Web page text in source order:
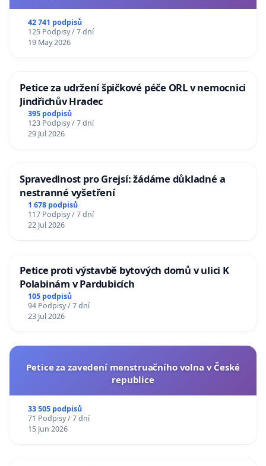
42 741 podpisů
125 Podpisy / 7 dní
19 May 2026
Petice za udržení špičkové péče ORL v nemocnici
Jindřichův Hradec
395 podpisů
123 Podpisy / 7 dní
29 Jul 2026
Spravedlnost pro Grejsí: žádáme důkladné a
nestranné vyšetření
1 678 podpisů
117 Podpisy / 7 dní
22 Jul 2026
Petice proti výstavbě bytových domů v ulici K
Polabinám v Pardubicích
105 podpisů
94 Podpisy / 7 dní
23 Jul 2026
Petice za zavedení menstruačního volna v České
republice
33 505 podpisů
71 Podpisy / 7 dní
15 Jun 2026